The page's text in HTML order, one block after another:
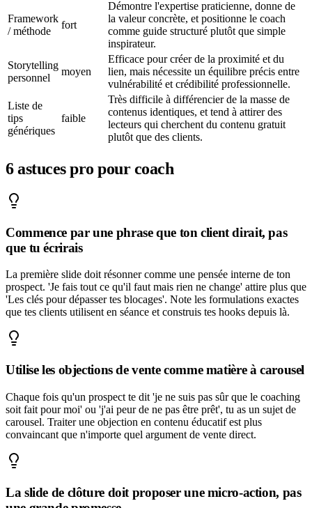
Framework
/ méthode
fort
Démontre l'expertise praticienne, donne de
la valeur concrète, et positionne le coach
comme guide structuré plutôt que simple
inspirateur.
Storytelling
personnel
moyen
Efficace pour créer de la proximité et du
lien, mais nécessite un équilibre précis entre
vulnérabilité et crédibilité professionnelle.
Liste de
tips
génériques
faible
Très difficile à différencier de la masse de
contenus identiques, et tend à attirer des
lecteurs qui cherchent du contenu gratuit
plutôt que des clients.
6astuces pro pourcoach
Commence par une phrase que ton client dirait, pas
que tu écrirais
La première slide doit résonner comme une pensée interne de ton
prospect. 'Je fais tout ce qu'il faut mais rien ne change' attire plus que
'Les clés pour dépasser tes blocages'. Note les formulations exactes
que tes clients utilisent en séance et construis tes hooks depuis là.
Utilise les objections de vente comme matière à carousel
Chaque fois qu'un prospect te dit 'je ne suis pas sûr que le coaching
soit fait pour moi' ou 'j'ai peur de ne pas être prêt', tu as un sujet de
carousel. Traiter une objection en contenu éducatif est plus
convaincant que n'importe quel argument de vente direct.
La slide de clôture doit proposer une micro-action, pas